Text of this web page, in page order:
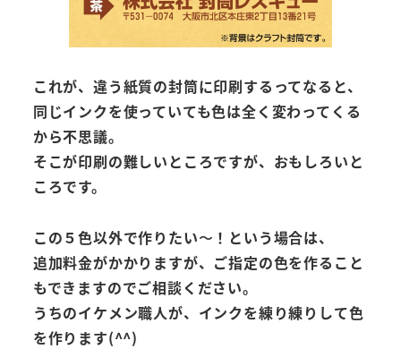
これが、違う紙質の封筒に印刷するってなると、
同じインクを使っていても色は全く変わってくる
から不思議。
そこが印刷の難しいところですが、おもしろいと
ころです。
この５色以外で作りたい〜！という場合は、
追加料金がかかりますが、ご指定の色を作ること
もできますのでご相談ください。
うちのイケメン職人が、インクを練り練りして色
を作ります(^^)